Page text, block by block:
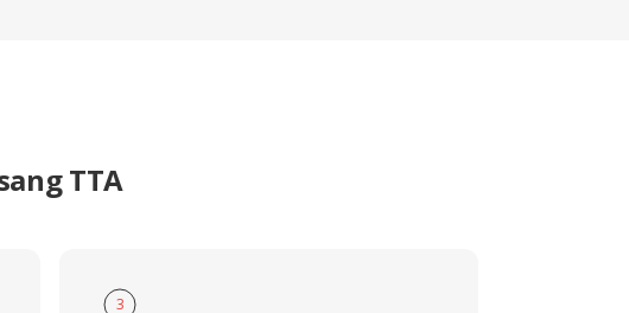
TTA
3